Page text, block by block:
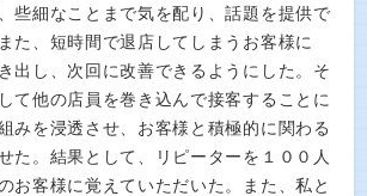
些細なことまで気を配り、話題を提供で
た、短時間で退店してしまうお客様に
出し、次回に改善できるようにした。そ
て他の店員を巻き込んで接客することに
みを浸透させ、お客様と積極的に関わる
た。結果として、リピーターを１００人
お客様に覚えていただいた。また、私と